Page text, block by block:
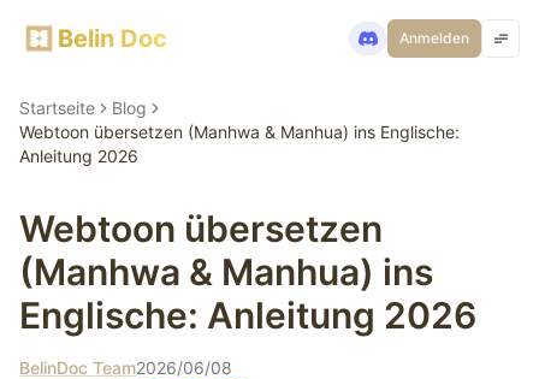
Belin Doc Anmelden
Startseite
Blog
Webtoon übersetzen (Manhwa & Manhua) ins Englische:
Anleitung 2026
Webtoon übersetzen
(Manhwa & Manhua) ins
Englische: Anleitung 2026
BelinDoc Team2026/06/08